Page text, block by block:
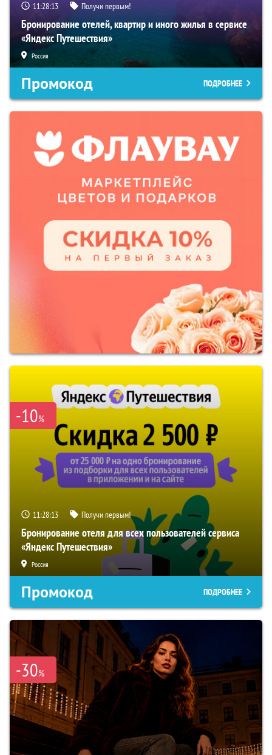
11:28:12 Получи первым!
Бронирование отелей, квартир и иного жилья в сервисе
«Яндекс Путешествия»
Россия
Промокод ПОДРОБНЕЕ
-10%
11:28:12 Получи первым!
Бронирование отеля для всех пользователей сервиса
«Яндекс Путешествия»
Россия
Промокод ПОДРОБНЕЕ
-30%